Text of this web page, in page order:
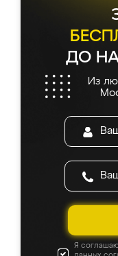
ДО
Из
Я